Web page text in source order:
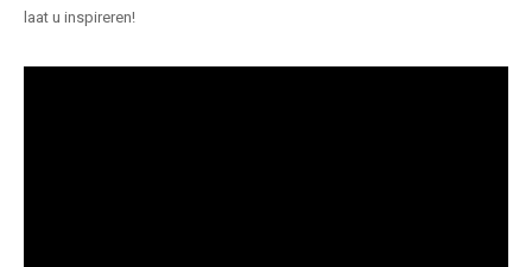
laat u inspireren!